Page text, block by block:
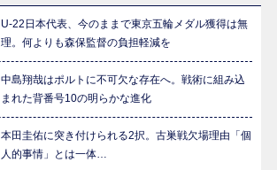
U-22日本代表、今のままで東京五輪メダル獲得は無
理。何よりも森保監督の負担軽減を
中島翔哉はポルトに不可欠な存在へ。戦術に組み込
まれた背番号10の明らかな進化
本田圭佑に突き付けられる2択。古巣戦欠場理由「個
人的事情」とは一体…